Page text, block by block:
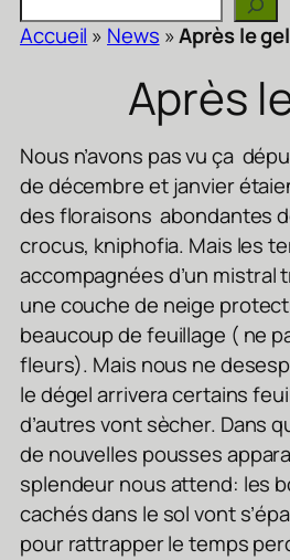
Accueil » News »Après le gel
Après
Nous n’avons pas vu ça
de décembre et janvier
des floraisons abondantes
crocus, kniphofia. Mais les
accompagnées d’un mistral
une couche de neige
beaucoup de feuillage ( ne
fleurs). Mais nous ne
le dégel arrivera certains
d’autres vont sècher. Dans
de nouvelles pousses
splendeur nous attend: les
cachés dans le sol vont
pour rattrapper le temps